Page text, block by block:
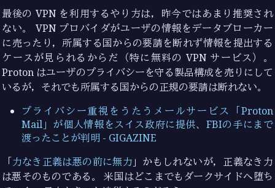
最後の VPN を利用するやり方は，昨今ではあまり推奨され
ない。 VPN プロバイダがユーザの情報をデータブローカー
に売ったり，所属する国からの要請を断れず情報を提出する
ケースが見られるからだ（特に無料の VPN サービス）。
Proton はユーザのプライバシーを守る製品構成を売りにして
いるが，それでも所属する国からの正規の要請は断れない。
プライバシー重視をうたうメールサービス「Proton
Mail」が個人情報をスイス政府に提供、FBIの手にまで
渡ったことが判明 - GIGAZINE
「力なき正義は悪の前に無力 」かもしれないが，正義なき力
は悪そのものである。 米国はどこまでもダークサイドへ堕ち